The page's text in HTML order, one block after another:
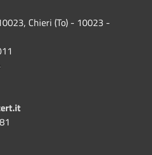
Chieri (To) - 10023 -